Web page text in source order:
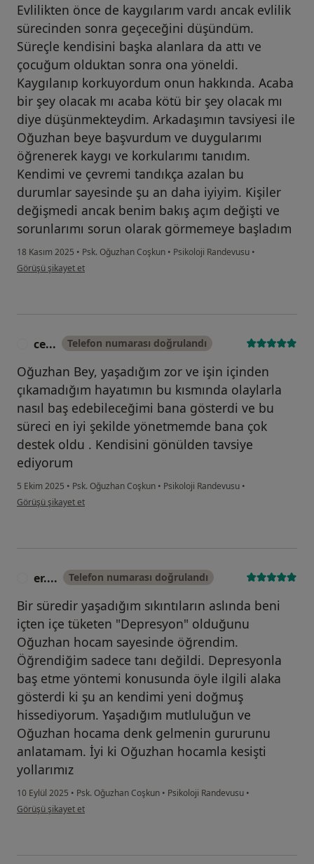
Evlilikten önce de kaygılarım vardı ancak evlilik
sürecinden sonra geçeceğini düşündüm.
Süreçle kendisini başka alanlara da attı ve
çocuğum olduktan sonra ona yöneldi.
Kaygılanıp korkuyordum onun hakkında. Acaba
bir şey olacak mı acaba kötü bir şey olacak mı
diye düşünmekteydim. Arkadaşımın tavsiyesi ile
Oğuzhan beye başvurdum ve duygularımı
öğrenerek kaygı ve korkularımı tanıdım.
Kendimi ve çevremi tandıkça azalan bu
durumlar sayesinde şu an daha iyiyim. Kişiler
değişmedi ancak benim bakış açım değişti ve
sorunlarımı sorun olarak görmemeye başladım
18 Kasım 2025 • Psk. Oğuzhan Coşkun • Psikoloji Randevusu •
kullanıcının görüşüne göre h....
Görüşü şikayet et
ce... Telefon numarası doğrulandı
Oğuzhan Bey, yaşadığım zor ve işin içinden
çıkamadığım hayatımın bu kısmında olaylarla
nasıl baş edebileceğimi bana gösterdi ve bu
süreci en iyi şekilde yönetmemde bana çok
destek oldu . Kendisini gönülden tavsiye
ediyorum
5 Ekim 2025 • Psk. Oğuzhan Coşkun • Psikoloji Randevusu •
kullanıcının görüşüne göre ce...
Görüşü şikayet et
er.... Telefon numarası doğrulandı
Bir süredir yaşadığım sıkıntıların aslında beni
içten içe tüketen "Depresyon" olduğunu
Oğuzhan hocam sayesinde öğrendim.
Öğrendiğim sadece tanı değildi. Depresyonla
baş etme yöntemi konusunda öyle ilgili alaka
gösterdi ki şu an kendimi yeni doğmuş
hissediyorum. Yaşadığım mutluluğun ve
Oğuzhan hocama denk gelmenin gururunu
anlatamam. İyi ki Oğuzhan hocamla kesişti
yollarımız
10 Eylül 2025 • Psk. Oğuzhan Coşkun • Psikoloji Randevusu •
kullanıcının görüşüne göre er....
Görüşü şikayet et